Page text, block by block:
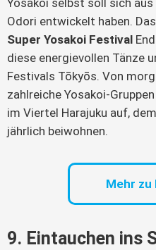
Yosakoi selbst soll sich
Odori entwickelt haben. Das
Super Yosakoi Festival
diese energievollen Tänze
Festivals Tōkyōs. Von
zahlreiche Yosakoi-
im Viertel Harajuku auf,
jährlich beiwohnen.
Mehr zu
9. Eintauchen ins